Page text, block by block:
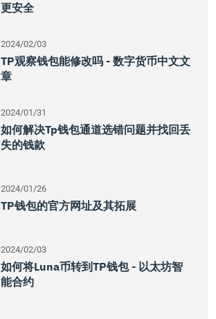
更安全
2024/02/03
TP观察钱包能修改吗 - 数字货币中文文
章
2024/01/31
如何解决tp钱包通道选错问题并找回丢
失的钱款
2024/01/26
TP钱包的官方网址及其拓展
2024/02/03
如何将Luna币转到TP钱包 - 以太坊智
能合约